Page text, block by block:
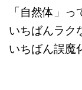
「自然体」っ
いちばんラク
いちばん誤魔